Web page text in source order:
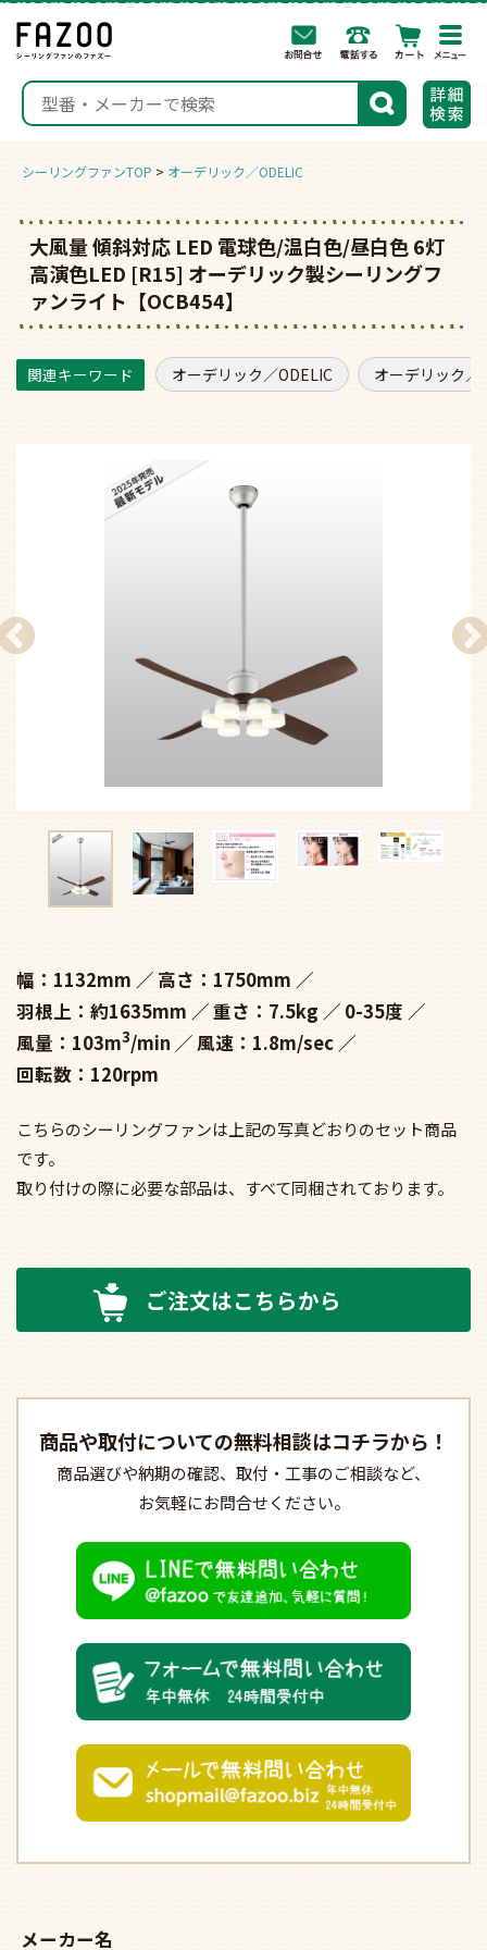
検索
シーリングファンTOP オーデリック／ODELIC
大風量 傾斜対応 LED 電球色/温白色/昼白色 6灯
高演色LED [R15] オーデリック製シーリングフ
ァンライト【OCB454】
オーデリック／ODELIC オーデリック／
幅：1132mm
高さ：1750mm
羽根上：約1635mm
重さ：7.5kg
0-35度
風量：103m3/min
風速：1.8m/sec
回転数：120rpm
こちらのシーリングファンは上記の写真どおりのセット商品
です。
取り付けの際に必要な部品は、すべて同梱されております。
ご注文はこちらから
商品や取付についての無料相談はコチラから！
商品選びや納期の確認、 取付・工事のご相談など、
お気軽にお問合せください。
メーカー名